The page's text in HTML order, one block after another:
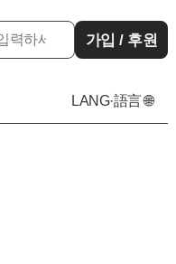
가입 / 후원
LANG·語言 🌐